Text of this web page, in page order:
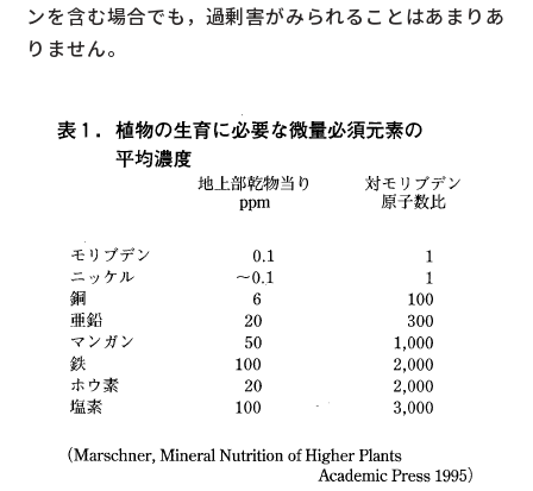
ンを含む場合でも，過剰害がみられることはあまりあ
りません。